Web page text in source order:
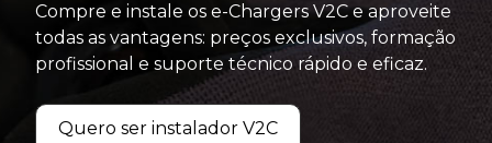
Encontre o seu instalador
Compre e instale os e-Chargers V2C e aproveite
todas as vantagens: preços exclusivos, formação
profissional e suporte técnico rápido e eficaz.
Quero ser instalador V2C